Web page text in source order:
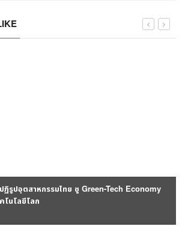
ปฏิรูปอุตสาหกรรมไทย ชู Green-Tech Economy
โนโลยีโลก